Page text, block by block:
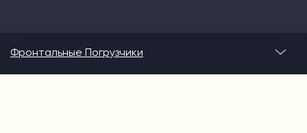
Фронтальные Погрузчики